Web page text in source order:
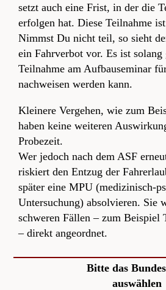
setzt auch eine Frist, in der die
erfolgen hat. Diese Teilnahme
Nimmst Du nicht teil, so sieht
ein Fahrverbot vor. Es ist
Teilnahme am Aufbauseminar
nachweisen werden kann.
Kleinere Vergehen, wie zum
haben keine weiteren
Probezeit.
Wer jedoch nach dem ASF
riskiert den Entzug der
später eine MPU (medizinisch-
Untersuchung) absolvieren. Sie
schweren Fällen – zum Beispiel
– direkt angeordnet.
Bitte das
auswählen